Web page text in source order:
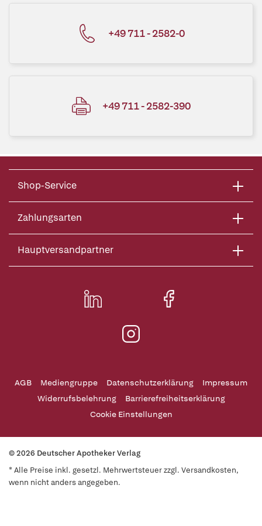
+49 711 - 2582-0
+49 711 - 2582-390
Shop-Service
Zahlungsarten
Hauptversandpartner
AGB Mediengruppe Datenschutzerklärung
Impressum
Widerrufsbelehrung
Barrierefreiheitserklärung
Cookie Einstellungen
© 2026 Deutscher Apotheker Verlag
* Alle Preise inkl. gesetzl. Mehrwertsteuer zzgl. Versandkosten,
wenn nicht anders angegeben.